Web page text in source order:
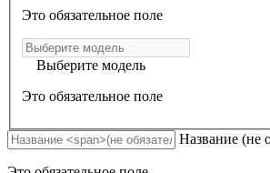
Это обязательное поле
Выберите модель
Это обязательное поле
Название (не